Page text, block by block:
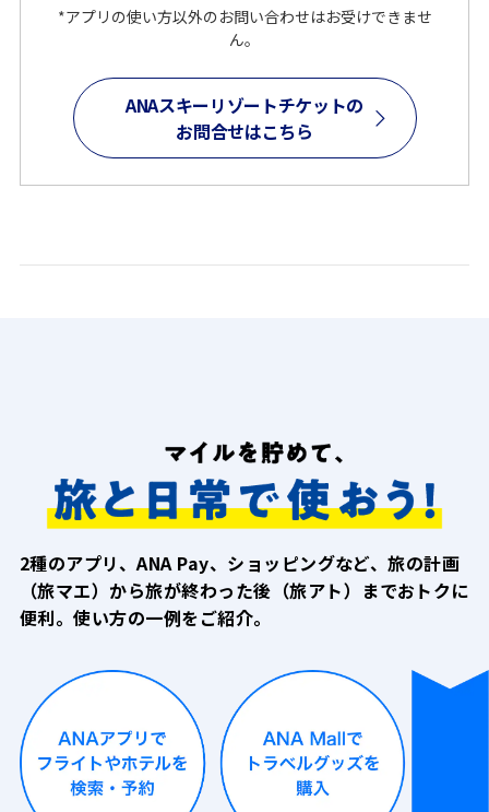
*アプリの使い方以外のお問い合わせはお受けできませ
ん。
ANAスキーリゾートチケットの
お問合せはこちら
2種のアプリ、ANA Pay、ショッピングなど、旅の計画
（旅マエ）から旅が終わった後（旅アト） までおトクに
便利。使い方の一例をご紹介。